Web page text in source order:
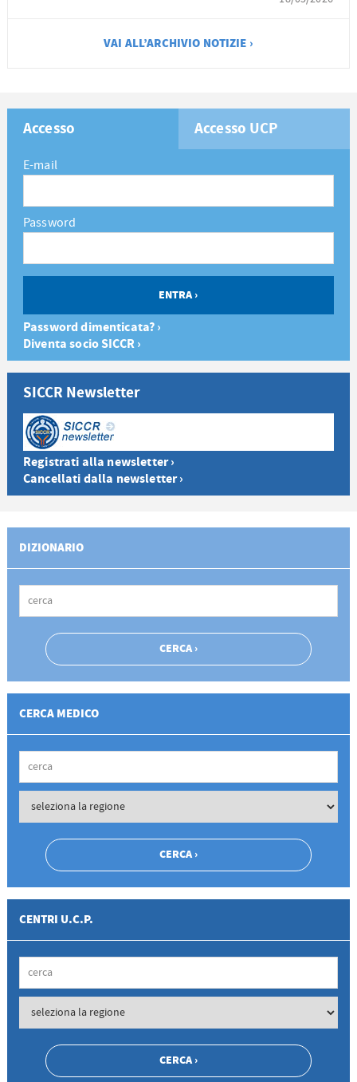
VAI ALL’ARCHIVIO NOTIZIE ›
Accesso Accesso UCP
E-mail
Password
Password dimenticata? ›
Diventa socio SICCR ›
SICCR Newsletter
Registrati alla newsletter ›
Cancellati dalla newsletter ›
DIZIONARIO
CERCA MEDICO
CENTRI U.C.P.